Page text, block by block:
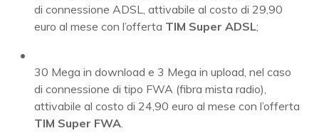
di connessione ADSL, attivabile al costo di 29,90
euro al mese con l’offerta TIM Super ADSL;
30 Mega in download e 3 Mega in upload, nel caso
di connessione di tipo FWA (fibra mista radio),
attivabile al costo di 24,90 euro al mese con l’offerta
TIM Super FWA.